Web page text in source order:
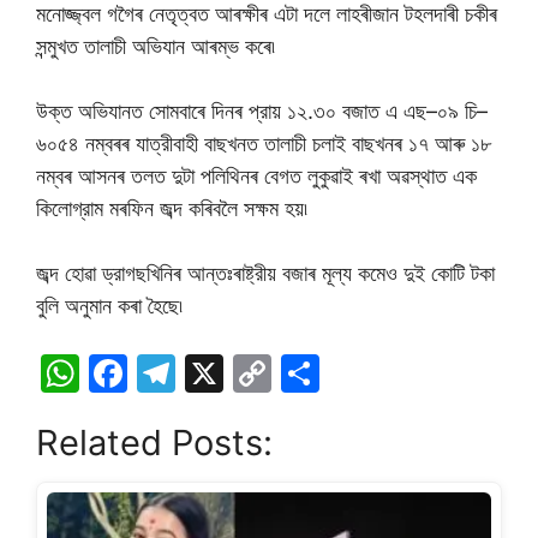
মনোজ্জ্বল গগৈৰ নেতৃত্বত আৰক্ষীৰ এটা দলে লাহৰীজান টহলদাৰী চকীৰ
সন্মুখত তালাচী অভিযান আৰম্ভ কৰে৷
উক্ত অভিযানত সোমবাৰে দিনৰ প্রায় ১২.৩০ বজাত এ এছ–০৯ চি–
৬০৫৪ নম্বৰৰ যাত্রীবাহী বাছখনত তালাচী চলাই বাছখনৰ ১৭ আৰু ১৮
নম্বৰ আসনৰ তলত দুটা পলিথিনৰ বেগত লুকুৱাই ৰখা অৱস্থাত এক
কিলোগ্রাম মৰফিন জব্দ কৰিবলৈ সক্ষম হয়৷
জব্দ হোৱা ড্রাগছখিনিৰ আন্তঃৰাষ্ট্রীয় বজাৰ মূল্য কমেও দুই কোটি টকা
বুলি অনুমান কৰা হৈছে৷
W
at
s
A
F
c
e
b
T
e
gr
a
X
C
y e
Related Posts: